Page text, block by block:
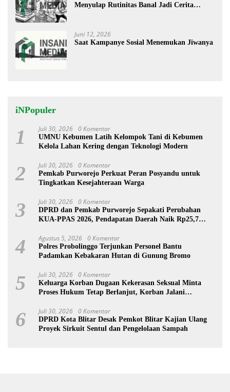
Menyulap Rutinitas Banal Jadi Cerita
Juni 12, 2026
Saat Kampanye Sosial Menemukan Jiwanya
iNPopuler
1 Juli 30, 2026 0 Komentar
UMNU Kebumen Latih Kelompok Tani di Kebumen
Kelola Lahan Kering dengan Teknologi Modern
2 Juli 30, 2026 0 Komentar
Pemkab Purworejo Perkuat Peran Posyandu untuk
Tingkatkan Kesejahteraan Warga
3 Juli 30, 2026 0 Komentar
DPRD dan Pemkab Purworejo Sepakati Perubahan
KUA-PPAS 2026, Pendapatan Daerah Naik Rp25,7
4 Agustus 5, 2026 0 Komentar
Polres Probolinggo Terjunkan Personel Bantu
Padamkan Kebakaran Hutan di Gunung Bromo
5 Juli 30, 2026 0 Komentar
Keluarga Korban Dugaan Kekerasan Seksual Minta
Proses Hukum Tetap Berlanjut, Korban Jalani
6 Juli 30, 2026 0 Komentar
DPRD Kota Blitar Desak Pemkot Blitar Kajian Ulang
Proyek Sirkuit Sentul dan Pengelolaan Sampah